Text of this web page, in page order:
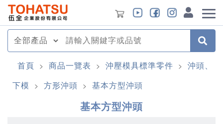
首頁 > 商品一覽表 > 沖壓模具標準零件 > 沖頭、
下模
> 方形沖頭 > 基本方型沖頭
基本方型沖頭